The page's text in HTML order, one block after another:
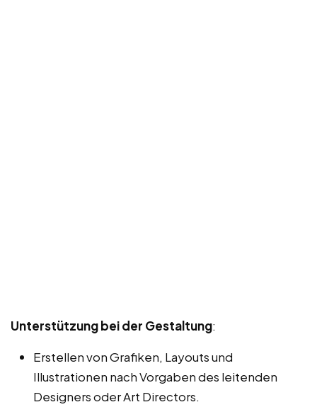
Unterstützung bei der Gestaltung:
Erstellen von Grafiken, Layouts und
Illustrationen nach Vorgaben des leitenden
Designers oder Art Directors.